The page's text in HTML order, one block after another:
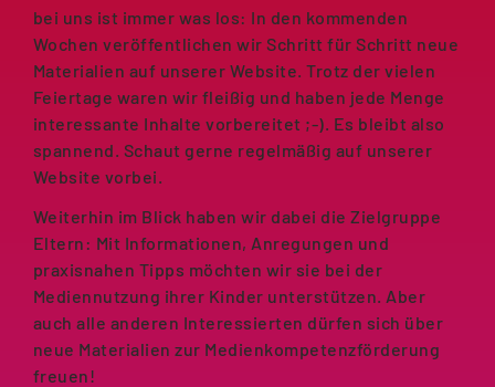
bei uns ist immer was los: In den kommenden
Wochen veröffentlichen wir Schritt für Schritt neue
Materialien auf unserer Website. Trotz der vielen
Feiertage waren wir fleißig und haben jede Menge
interessante Inhalte vorbereitet ;-). Es bleibt also
spannend. Schaut gerne regelmäßig auf unserer
Website vorbei.
Weiterhin im Blick haben wir dabei die Zielgruppe
Eltern: Mit Informationen, Anregungen und
praxisnahen Tipps möchten wir sie bei der
Mediennutzung ihrer Kinder unterstützen. Aber
auch alle anderen Interessierten dürfen sich über
neue Materialien zur Medienkompetenzförderung
freuen!